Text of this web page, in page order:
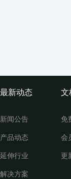
最新动态
新闻公告
产品动态
延伸行业
解决方案
文
免
会
更